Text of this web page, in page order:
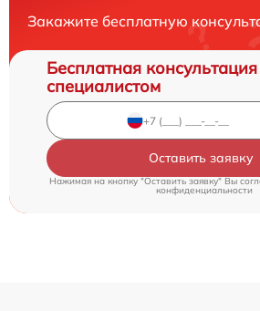
Закажите бесплатную
Бесплатная
специалистом
Оставить заявку
Нажимая на кнопку "Оставить заявку" Вы
конфиденциальности